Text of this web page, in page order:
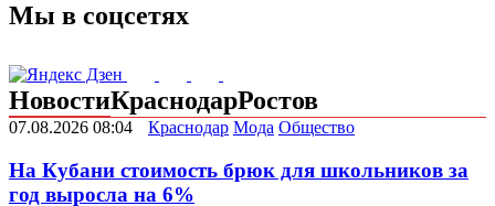
Мы в соцсетях
НовостиКраснодарРостов
07.08.2026 08:04 Краснодар Мода Общество
На Кубани стоимость брюк для школьников за
год выросла на 6%